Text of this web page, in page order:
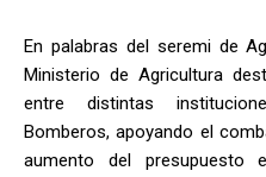
En palabras del seremi de
Ministerio de Agricultura
entre distintas
Bomberos, apoyando el
aumento del presupuesto